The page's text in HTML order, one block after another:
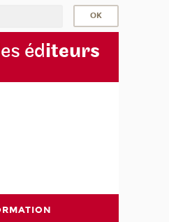
éditeurs